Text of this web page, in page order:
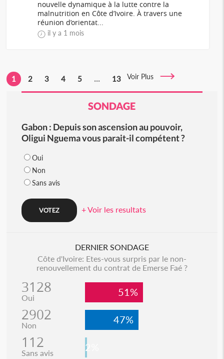
nouvelle dynamique à la lutte contre la
malnutrition en Côte d’Ivoire. À travers une
réunion d’orientat...
il y a 1 mois
1 2 3 4 5 ... 13 Voir Plus
SONDAGE
Gabon : Depuis son ascension au pouvoir,
Oligui Nguema vous parait-il compétent ?
Oui
Non
Sans avis
+ Voir les resultats
DERNIER SONDAGE
Côte d'Ivoire: Etes-vous surpris par le non-
renouvellement du contrat de Emerse Faé ?
3128
Oui 51%
2902
Non 47%
112
Sans avis 2%